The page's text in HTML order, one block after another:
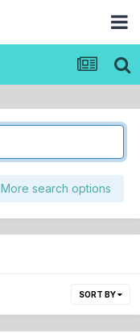
More search options
SORT BY